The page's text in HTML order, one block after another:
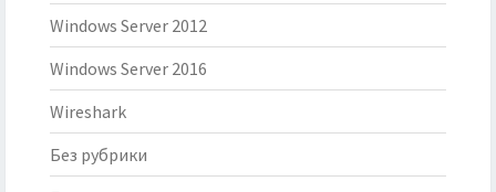
Windows Server 2012
Windows Server 2016
Wireshark
Без рубрики